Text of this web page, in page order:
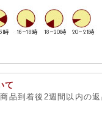
て
品到着後2週間以内の